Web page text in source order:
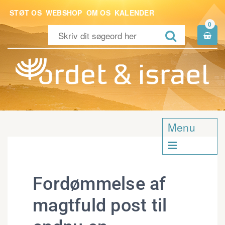
STØT OS WEBSHOP OM OS KALENDER

0

Menu

Fordømmelse af
magtfuld post til